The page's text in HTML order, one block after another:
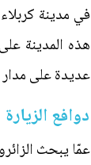
في مدينة
هذه المدينة
عديدة على مدار
دوافع الزيارة
عمّا يبحث